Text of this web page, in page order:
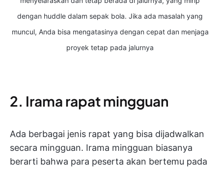
dengan huddle dalam sepak bola. Jika ada masalah yang
muncul, Anda bisa mengatasinya dengan cepat dan menjaga
proyek tetap pada jalurnya
2. Irama rapat mingguan
Ada berbagai jenis rapat yang bisa dijadwalkan
secara mingguan. Irama mingguan biasanya
berarti bahwa para peserta akan bertemu pada